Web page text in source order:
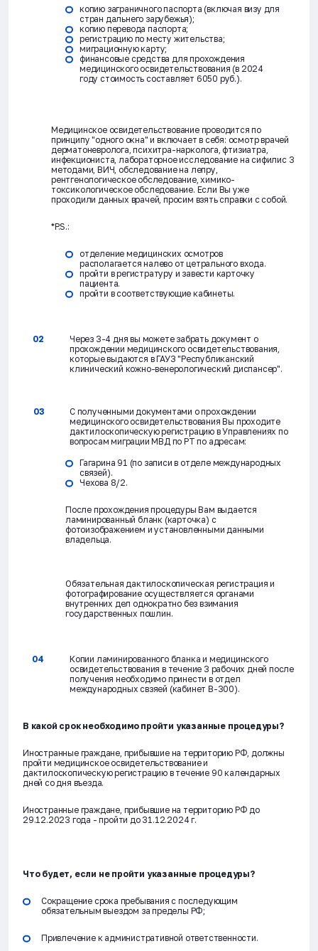
копию заграничного паспорта (включая визу для
стран дальнего зарубежья);
копию перевода паспорта;
регистрацию по месту жительства;
миграционную карту;
финансовые средства для прохождения
медицинского освидетельствования (в 2024
году стоимость составляет 6050 руб.).
Медицинское освидетельствование проводится по
принципу "одного окна" и включает в себя: осмотр врачей
дерматоневролога, психитра-нарколога, фтизиатра,
инфекциониста, лабораторное исследование на сифилис 3
методами, ВИЧ, обследование на лепру,
рентгенологическое обследование, химико-
токсикологическое обследование. Если Вы уже
проходили данных врачей, просим взять справки с собой.
*P.S.:
отделение медицинских осмотров
располагается налево от цетрального входа.
пройти в регистратуру и завести карточку
пациента.
пройти в соответствующие кабинеты.
Через 3-4 дня вы можете забрать документ о
прохождении медицинского освидетельствования,
которые выдаются в ГАУЗ "Республиканский
клинический кожно-венерологический диспансер".
С полученными документами о прохождении
медицинского освидетельствования Вы проходите
дактилоскопическую регистрацию в Управлениях по
вопросам миграции МВД по РТ по адресам:
Гагарина 91 (по записи в отделе международных
связей).
Чехова 8/2.
После прохождения процедуры Вам выдается
ламинированный бланк (карточка) с
фотоизображением и установленными данными
владельца.
Обязательная дактилоскопическая регистрация и
фотографирование осуществляется органами
внутренних дел однократно без взимания
государственных пошлин.
Копии ламинированного бланка и медицинского
освидетельствования в течение 3 рабочих дней после
получения необходимо принести в отдел
международных свзяей (кабинет В-300).
В какой срок необходимо пройти указанные процедуры?
Иностранные граждане, прибывшие на территорию РФ, должны
пройти медицинское освидетельствование и
дактилоскопическую регистрацию в течение 90 календарных
дней со дня въезда.
Иностранные граждане, прибывшие на территорию РФ до
29.12.2023 года - пройти до 31.12.2024 г.
Что будет, если не пройти указанные процедуры?
Сокращение срока пребывания с последующим
обязательным выездом за пределы РФ;
Привлечение к административной ответственности.